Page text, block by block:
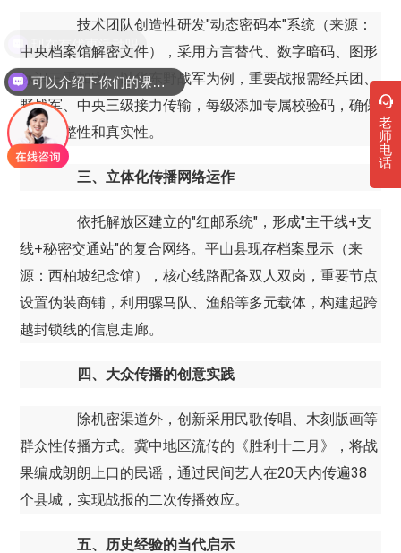
技术团队创造性研发"动态密码本"系统（来源：
中央档案馆解密文件），采用方言替代、数字暗码、图形
标识三重加密。以华东野战军为例，重要战报需经兵团、
野战军、中央三级接力传输，每级添加专属校验码，确保
信息完整性和真实性。
三、立体化传播网络运作
依托解放区建立的"红邮系统"，形成"主干线+支
线+秘密交通站"的复合网络。平山县现存档案显示（来
源：西柏坡纪念馆），核心线路配备双人双岗，重要节点
设置伪装商铺，利用骡马队、渔船等多元载体，构建起跨
越封锁线的信息走廊。
四、大众传播的创意实践
除机密渠道外，创新采用民歌传唱、木刻版画等
群众性传播方式。冀中地区流传的《胜利十二月》，将战
果编成朗朗上口的民谣，通过民间艺人在20天内传遍38
个县城，实现战报的二次传播效应。
五、历史经验的当代启示
老
师
电
话
现在有优惠活动吗